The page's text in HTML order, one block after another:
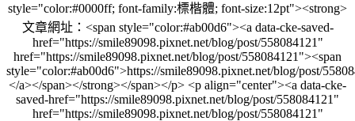
style="color:#0000ff; font-family:標楷體; font-size:12pt"><strong>
文章網址：<span style="color:#ab00d6"><a data-cke-saved-
href="https://smile89098.pixnet.net/blog/post/558084121"
href="https://smile89098.pixnet.net/blog/post/558084121"><span
style="color:#ab00d6">https://smile89098.pixnet.net/blog/post/
</a></span></strong></span></p> <p align="center"><a data-cke-
saved-href="https://smile89098.pixnet.net/blog/post/558084121"
href="https://smile89098.pixnet.net/blog/post/558084121"